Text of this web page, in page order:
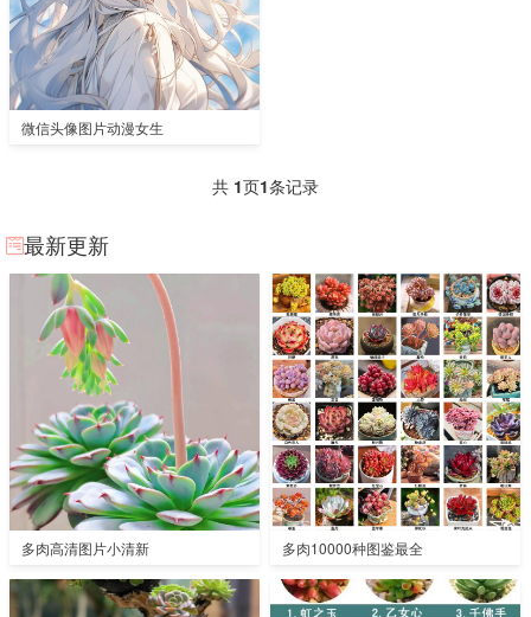
微信头像图片动漫女生
共 1页1条记录
最新更新
多肉高清图片小清新 多肉10000种图鉴最全